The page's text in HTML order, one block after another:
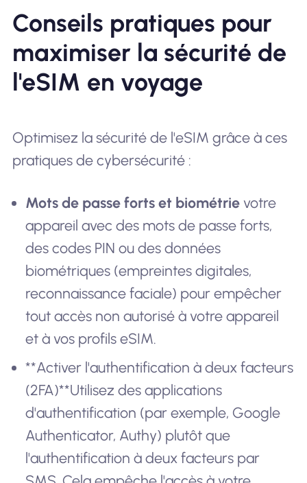
Conseils pratiques pour
maximiser la sécurité de
l'eSIM en voyage
Optimisez la sécurité de l'eSIM grâce à ces
pratiques de cybersécurité :
Mots de passe forts et biométrie votre
appareil avec des mots de passe forts,
des codes PIN ou des données
biométriques (empreintes digitales,
reconnaissance faciale) pour empêcher
tout accès non autorisé à votre appareil
et à vos profils eSIM.
**Activer l'authentification à deux facteurs
(2FA)**Utilisez des applications
d'authentification (par exemple, Google
Authenticator, Authy) plutôt que
l'authentification à deux facteurs par